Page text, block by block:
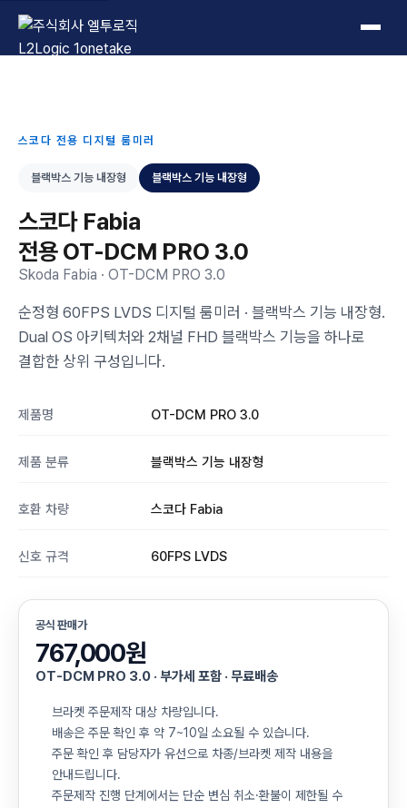
L2Logic 1onetake
스코다 전용 디지털 룸미러
블랙박스 기능 내장형 블랙박스 기능 내장형
스코다 Fabia
전용 OT-DCM PRO 3.0
Skoda Fabia · OT-DCM PRO 3.0
순정형 60FPS LVDS 디지털 룸미러 · 블랙박스 기능 내장형.
Dual OS 아키텍처와 2채널 FHD 블랙박스 기능을 하나로
결합한 상위 구성입니다.
제품명 OT-DCM PRO 3.0
제품 분류 블랙박스 기능 내장형
호환 차량 스코다 Fabia
신호 규격 60FPS LVDS
공식 판매가
767,000원
OT-DCM PRO 3.0 · 부가세 포함 · 무료배송
브라켓 주문제작 대상 차량입니다.
배송은 주문 확인 후 약 7~10일 소요될 수 있습니다.
주문 확인 후 담당자가 유선으로 차종/브라켓 제작 내용을
안내드립니다.
주문제작 진행 단계에서는 단순 변심 취소·환불이 제한될 수